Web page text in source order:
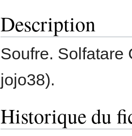
Description
Soufre. Solfatare
jojo38).
Historique du